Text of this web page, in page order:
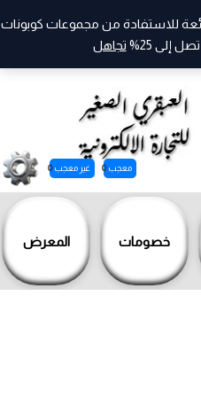
خصومات المعرض
معجب 0 غير معجب 0
للاستفادة من مجموعات كوبونات
إلى 25%
تجاهل